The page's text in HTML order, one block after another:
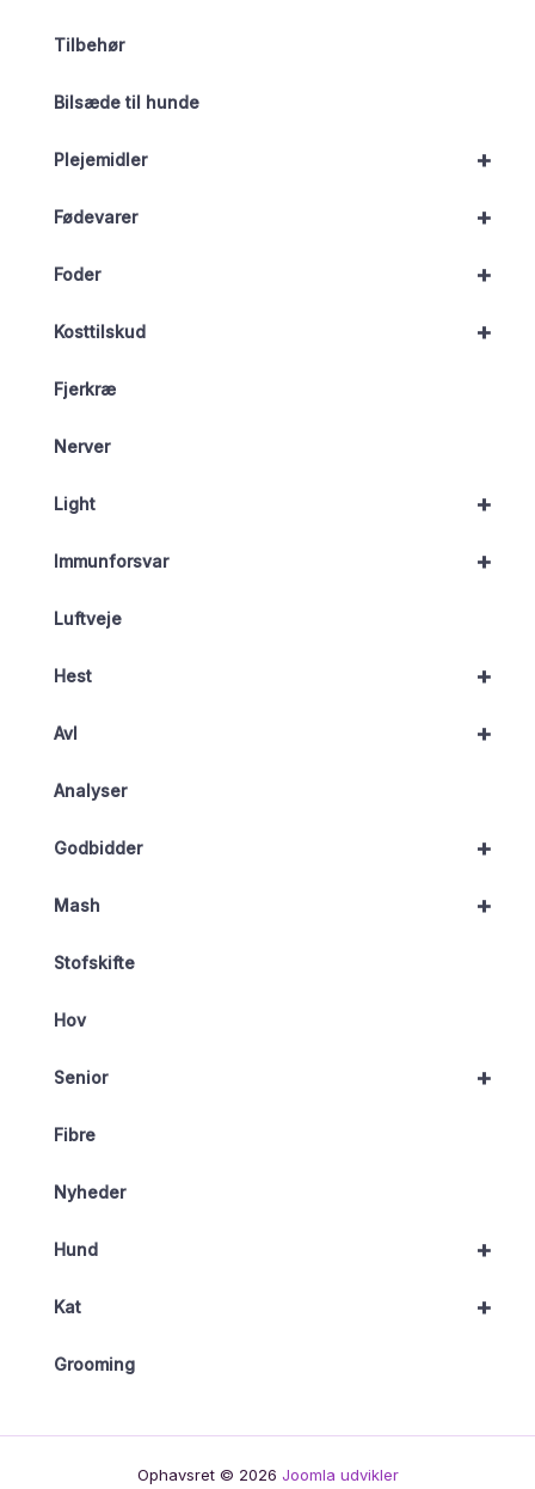
Tilbehør
Bilsæde til hunde
+
Plejemidler
+
Fødevarer
+
Foder
+
Kosttilskud
Fjerkræ
Nerver
+
Light
+
Immunforsvar
Luftveje
+
Hest
+
Avl
Analyser
+
Godbidder
+
Mash
Stofskifte
Hov
+
Senior
Fibre
Nyheder
+
Hund
+
Kat
Grooming
Ophavsret © 2026 Joomla udvikler